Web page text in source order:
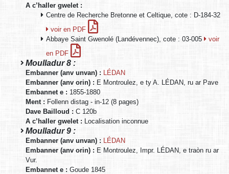
A c’haller gwelet :
Centre de Recherche Bretonne et Celtique, cote : D-184-32
voir en PDF
Abbaye Saint Gwenolé (Landévennec), cote : 03-005
voir
en PDF
Moulladur 8 :
Embanner (anv unvan) : LÉDAN
Embanner (anv orin) : E Montroulez, e ty A. LÉDAN, ru ar Pave
Embannet e : 1855-1880
Ment : Follenn distag - in-12 (8 pages)
Dave Bailloud : C 120b
A c’haller gwelet : Localisation inconnue
Moulladur 9 :
Embanner (anv unvan) : LÉDAN
Embanner (anv orin) : E Montroulez, Impr. LÉDAN, e traòn ru ar
Vur.
Embannet e : Goude 1845